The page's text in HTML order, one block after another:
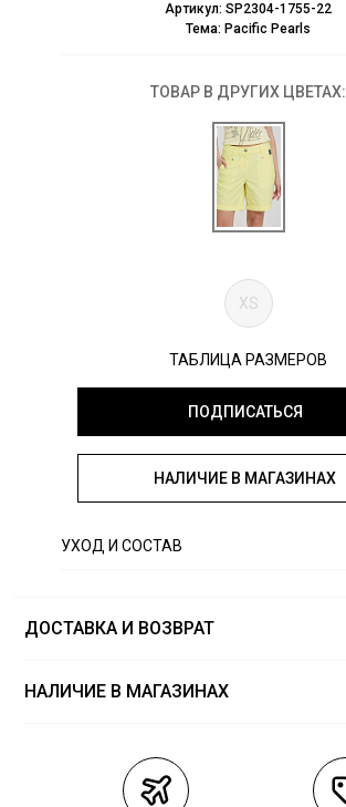
Артикул: SP2304-1755-22
Тема: Pacific Pearls
ТОВАР В ДРУГИХ ЦВЕТАХ:
XS
ТАБЛИЦА РАЗМЕРОВ
ПОДПИСАТЬСЯ
НАЛИЧИЕ В МАГАЗИНАХ
УХОД И СОСТАВ
ДОСТАВКА И ВОЗВРАТ
Курьерская доставка СДЭК
НАЛИЧИЕ В МАГАЗИНАХ